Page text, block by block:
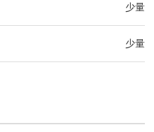
少量
少量